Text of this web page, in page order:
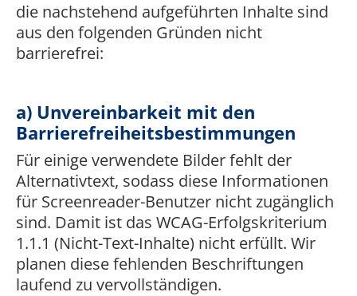
die nachstehend aufgeführten Inhalte sind
aus den folgenden Gründen nicht
barrierefrei:
a) Unvereinbarkeit mit den
Barrierefreiheitsbestimmungen
Für einige verwendete Bilder fehlt der
Alternativtext, sodass diese Informationen
für Screenreader-Benutzer nicht zugänglich
sind. Damit ist das WCAG-Erfolgskriterium
1.1.1 (Nicht-Text-Inhalte) nicht erfüllt. Wir
planen diese fehlenden Beschriftungen
laufend zu vervollständigen.